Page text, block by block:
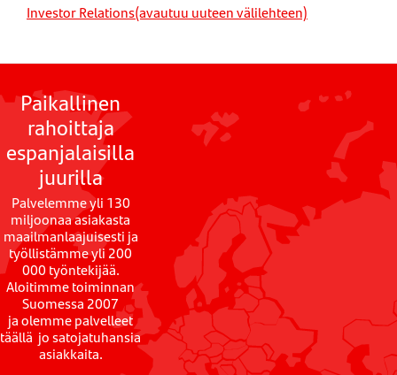
Investor Relations(avautuu uuteen välilehteen)
Paikallinen
rahoittaja
espanjalaisilla
juurilla
Palvelemme yli 130
miljoonaa asiakasta
maailmanlaajuisesti ja
työllistämme yli 200
000 työntekijää.
Aloitimme toiminnan
Suomessa 2007
ja olemme palvelleet
täällä jo satojatuhansia
asiakkaita.